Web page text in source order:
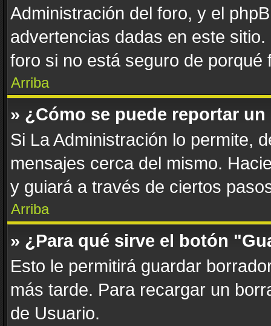
Administración del foro, y el
advertencias dadas en este
foro si no está seguro de porqué
Arriba
» ¿Cómo se puede reportar
Si La Administración lo permite,
mensajes cerca del mismo.
y guiará a través de ciertos
Arriba
» ¿Para qué sirve el botón
Esto le permitirá guardar
más tarde. Para recargar un
de Usuario.